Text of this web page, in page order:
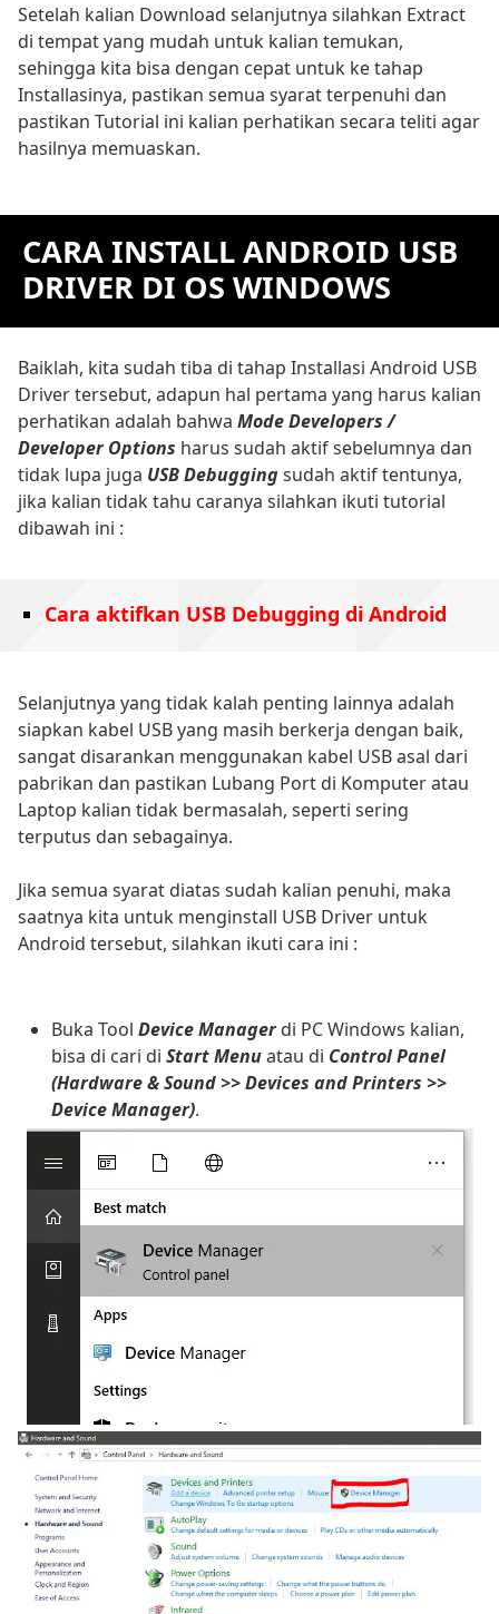
Setelah kalian Download selanjutnya silahkan Extract
di tempat yang mudah untuk kalian temukan,
sehingga kita bisa dengan cepat untuk ke tahap
Installasinya, pastikan semua syarat terpenuhi dan
pastikan Tutorial ini kalian perhatikan secara teliti agar
hasilnya memuaskan.
CARA INSTALL ANDROID USB
DRIVER DI OS WINDOWS
Baiklah, kita sudah tiba di tahap Installasi Android USB
Driver tersebut, adapun hal pertama yang harus kalian
perhatikan adalah bahwa Mode Developers /
Developer Options harus sudah aktif sebelumnya dan
tidak lupa juga USB Debuggingsudah aktif tentunya,
jika kalian tidak tahu caranya silahkan ikuti tutorial
dibawah ini :
Cara aktifkan USB Debugging di Android
Selanjutnya yang tidak kalah penting lainnya adalah
siapkan kabel USB yang masih berkerja dengan baik,
sangat disarankan menggunakan kabel USB asal dari
pabrikan dan pastikan Lubang Port di Komputer atau
Laptop kalian tidak bermasalah, seperti sering
terputus dan sebagainya.
Jika semua syarat diatas sudah kalian penuhi, maka
saatnya kita untuk menginstall USB Driver untuk
Android tersebut, silahkan ikuti cara ini :
Buka Tool Device Managerdi PC Windows kalian,
bisa di cari di Start Menuatau di Control Panel
(Hardware & Sound >> Devices and Printers >>
Device Manager).